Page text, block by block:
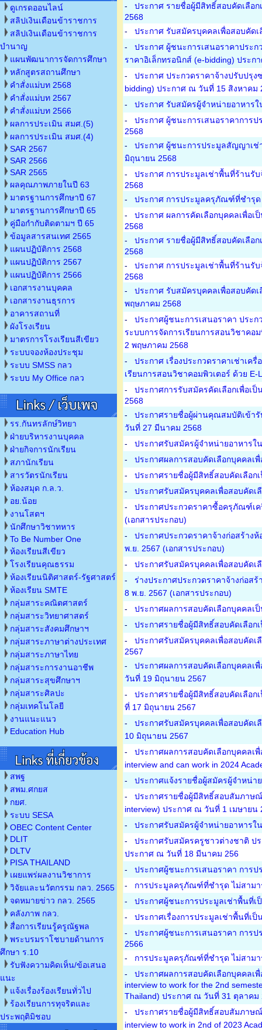
ดูเกรดออนไลน์
สลิปเงินเดือนข้าราชการ
สลิปเงินเดือนข้าราชการ
บำนาญ
แผนพัฒนาการจัดการศึกษา
หลักสูตรสถานศึกษา
คำสั่งแม่บท 2568
คำสั่งแม่บท 2567
คำสั่งแม่บท 2566
ผลการประเมิน สมศ.(5)
ผลการประเมิน สมศ.(4)
SAR 2567
SAR 2566
SAR 2565
ผลคุณภาพภายในปี 63
มาตรฐานการศึกษาปี 67
มาตรฐานการศึกษาปี 65
คู่มือกำกับติดตามฯ ปี 65
ข้อมูลสารสนเทศ 2565
แผนปฏิบัติการ 2568
แผนปฏิบัติการ 2567
แผนปฏิบัติการ 2566
เอกสารงานบุคคล
เอกสารงานธุรการ
อาคารสถานที่
ผังโรงเรียน
มาตรการโรงเรียนสีเขียว
ระบบจองห้องประชุม
ระบบ SMSS กลว
ระบบ My Office กลว
รร.กันทรลักษ์วิทยา
ฝ่ายบริหารงานบุคคล
ฝ่ายกิจการนักเรียน
สภานักเรียน
สารวัตรนักเรียน
ห้องสมุด ก.ล.ว.
อย.น้อย
งานโสตฯ
นักศึกษาวิชาทหาร
To Be Number One
ห้องเรียนสีเขียว
โรงเรียนคุณธรรม
ห้องเรียนนิติศาสตร์-รัฐศาสตร์
ห้องเรียน SMTE
กลุ่มสาระคณิตศาสตร์
กลุ่มสาระวิทยาศาสตร์
กลุ่มสาระสังคมศึกษาฯ
กลุ่มสาระภาษาต่างประเทศ
กลุ่มสาระภาษาไทย
กลุ่มสาระการงานอาชีพ
กลุ่มสาระสุขศึกษาฯ
กลุ่มสาระศิลปะ
กลุ่มเทคโนโลยี
งานแนะแนว
Education Hub
สพฐ
สพม.ศกยส
กยศ.
ระบบ SESA
OBEC Content Center
DLIT
DLTV
PISA THAILAND
เผยแพร่ผลงานวิชาการ
วิจัยและนวัตกรรม กลว. 2565
จดหมายข่าว กลว. 2565
คลังภาพ กลว.
สื่อการเรียนรู้ครูณัฐพล
พระบรมราโชบายด้านการ
ศึกษา ร.10
รับฟังความคิดเห็น/ข้อเสนอ
แนะ
แจ้งเรื่องร้องเรียนทั่วไป
ร้องเรียนการทุจริตและ
ประพฤติมิชอบ
-
ประกาศ รายชื่อผู้มีสิทธิ์สอบคัดเลือ
2568
-
ประกาศ รับสมัครบุคคลเพื่อสอบคัด
-
ประกาศ ผู้ชนะการเสนอราคาประ
ราคาอิเล็กทรอนิกส์ (e-bidding) ประ
-
ประกาศ ประกวดราคาจ้างปรับปรุ
bidding) ประกาศ ณ วันที่ 15 สิงหาคม
-
ประกาศ รับสมัครผู้จำหน่ายอาหาร
-
ประกาศ ผู้ชนะการเสนอราคาการ
2568
-
ประกาศ ผู้ชนะการประมูลสัญญาเช่
มิถุนายน 2568
-
ประกาศ การประมูลเช่าพื้นที่ร้านรั
2568
-
ประกาศ การประมูลครุภัณฑ์ที่ชำรุด
-
ประกาศ ผลการคัดเลือกบุคคลเพื่อ
2568
-
ประกาศ รายชื่อผู้มีสิทธิ์สอบคัดเลือ
2568
-
ประกาศ การประมูลเช่าพื้นที่ร้านรั
2568
-
ประกาศ รับสมัครบุคคลเพื่อสอบคัด
พฤษภาคม 2568
-
ประกาศผู้ชนะการเสนอราคา ประ
ระบบการจัดการเรียนการสอนวิชาคอ
2 พฤษภาคม 2568
-
ประกาศ เรื่องประกวดราคาเช่าเค
เรียนการสอนวิชาคอมพิวเตอร์ ด้วย
-
ประกาศการรับสมัครคัดเลือกเพื่อเ
2568
-
ประกาศรายชื่อผู้ผ่านคุณสมบัติเข้ารั
วันที่ 27 มีนาคม 2568
-
ประกาศรับสมัครผู้จำหน่ายอาหารใ
-
ประกาศผลการสอบคัดเลือกบุคคลเ
-
ประกาศรายชื่อผู้มีสิทธิ์สอบคัดเลือก
-
ประกาศรับสมัครบุคคลเพื่อสอบคัดเ
-
ประกาศประกวดราคาซื้อครุภัณฑ์เค
(เอกสารประกอบ)
-
ประกาศประกวดราคาจ้างก่อสร้าง
พ.ย. 2567 (เอกสารประกอบ)
-
ประกาศรับสมัครบุคคลเพื่อสอบคัดเ
-
ร่างประกาศประกวดราคาจ้างก่อส
8 พ.ย. 2567 (เอกสารประกอบ)
-
ประกาศผลการสอบคัดเลือกบุคคล
-
ประกาศรายชื่อผู้มีสิทธิ์สอบคัดเลือ
-
ประกาศรับสมัครบุคคลเพื่อสอบคัด
2567
-
ประกาศผลการสอบคัดเลือกบุคคลเ
วันที่ 19 มิถุนายน 2567
-
ประกาศรายชื่อผู้มีสิทธิ์สอบคัดเลือก
ที่ 17 มิถุนายน 2567
-
ประกาศรับสมัครบุคคลเพื่อสอบคัดเ
10 มิถุนายน 2567
-
ประกาศผลการสอบคัดเลือกบุคคลเ
interview and can work in 2024
-
ประกาศแจ้งรายชื่อผู้สมัครผู้จำหน่า
-
ประกาศรายชื่อผู้มีสิทธิ์สอบสัมภาษณ์
interview) ประกาศ ณ วันที่ 1 เมษายน
-
ประกาศรับสมัครผู้จำหน่ายอาหารใ
-
ประกาศรับสมัครครูชาวต่างชาติ ปร
ประกาศ ณ วันที่ 18 มีนาคม 256
-
ประกาศผู้ชนะการเสนอราคา การ
-
การประมูลครุภัณฑ์ที่ชำรุด ไม่สามา
-
ประกาศผู้ชนะการประมูลเช่าพื้นที่
-
ประกาศเรื่องการประมูลเช่าพื้นที่เ
-
ประกาศผู้ชนะการเสนอราคา การ
2566
-
การประมูลครุภัณฑ์ที่ชำรุด ไม่สามา
-
ประกาศผลการสอบคัดเลือกบุคคลเ
interview to work for the 2nd
Thailand) ประกาศ ณ วันที่ 31 ตุลาคม
-
ประกาศรายชื่อผู้มีสิทธิ์สอบสัมภาษณ์
interview to work in 2nd of 2023